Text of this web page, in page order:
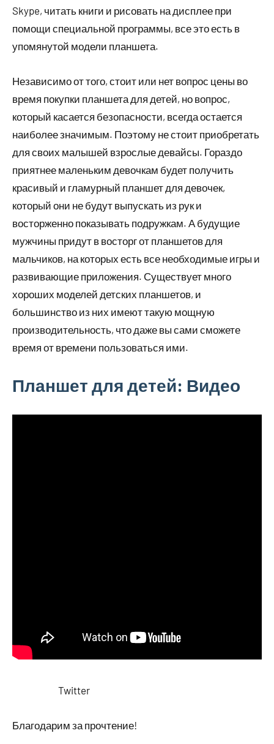
Skype, читать книги и рисовать на дисплее при
помощи специальной программы, все это есть в
упомянутой модели планшета.
Независимо от того, стоит или нет вопрос цены во
время покупки планшета для детей, но вопрос,
который касается безопасности, всегда остается
наиболее значимым. Поэтому не стоит приобретать
для своих малышей взрослые девайсы. Гораздо
приятнее маленьким девочкам будет получить
красивый и гламурный планшет для девочек,
который они не будут выпускать из рук и
восторженно показывать подружкам. А будущие
мужчины придут в восторг от планшетов для
мальчиков, на которых есть все необходимые игры и
развивающие приложения. Существует много
хороших моделей детских планшетов, и
большинство из них имеют такую мощную
производительность, что даже вы сами сможете
время от времени пользоваться ими.
Планшет для детей: Видео
Twitter
Благодарим за прочтение!